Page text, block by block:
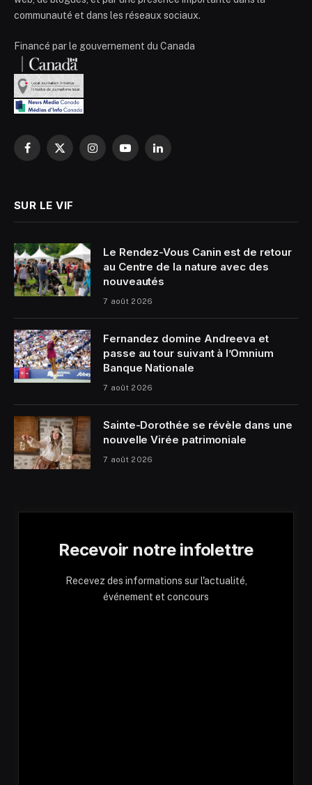
communauté et dans les réseaux sociaux.
Financé par le gouvernement du Canada
Facebook
X
InstagramYouTubeLinkedIn
SUR LE VIF
Le Rendez-Vous Canin est de retour
au Centre de la nature avec des
nouveautés
7 août 2026
Fernandez domine Andreeva et
passe au tour suivant à l’Omnium
Banque Nationale
7 août 2026
Sainte-Dorothée se révèle dans une
nouvelle Virée patrimoniale
7 août 2026
Recevoir notre infolettre
Recevez des informations sur l'actualité,
événement et concours